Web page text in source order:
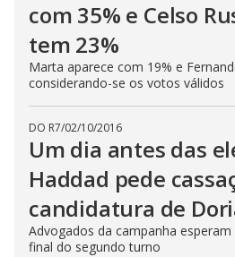
com 35% e Celso
tem 23%
Marta aparece com 19% e
considerando-se os votos válidos
DO R7/02/10/2016
Um dia antes das
Haddad pede
candidatura de
Advogados da campanha
final do segundo turno